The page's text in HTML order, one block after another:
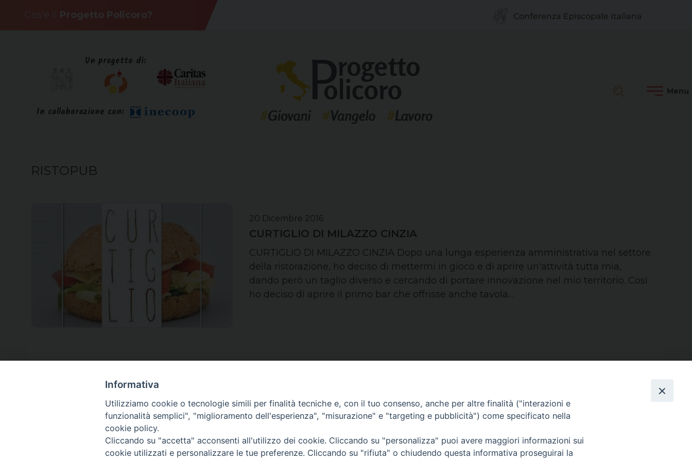
Cos'è il Progetto Policoro?
Un progetto di:
In collaborazione con:
RISTOPUB
20 Dicembre 2016
CURTIGLIO DI MILAZZO CINZIA
CURTIGLIO DI MILAZZO CINZIA Dopo una lunga esperienza amministrativa nel settore
della ristorazione, ho deciso di mettermi in gioco e di aprire un'attività tutta mia,
dando però un taglio diverso e cercando di portare innovazione nel mio territorio. Cosi
ho deciso di aprire il primo bar che offrisse anche tavola…
Chi siamo Contatti Privacy
Informativa
Utilizziamo cookie o tecnologie simili per finalità tecniche e, con il tuo consenso, anche per altre finalità ("interazioni e
funzionalità semplici", "miglioramento dell'esperienza", "misurazione" e "targeting e pubblicità") come specificato nella
cookie policy.
Cliccando su "accetta" acconsenti all'utilizzo dei cookie. Cliccando su "personalizza" puoi avere maggiori informazioni sui
cookie utilizzati e personalizzare le tue preferenze. Cliccando su "rifiuta" o chiudendo questa informativa proseguirai la